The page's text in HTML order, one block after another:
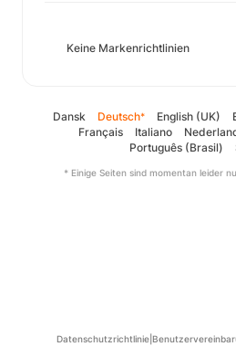
Keine Markenrichtlinien
Dansk Deutsch* English (UK)
Français
Italiano
Português (Brasil)
* Einige Seiten sind momentan leider
Datenschutzrichtlinie